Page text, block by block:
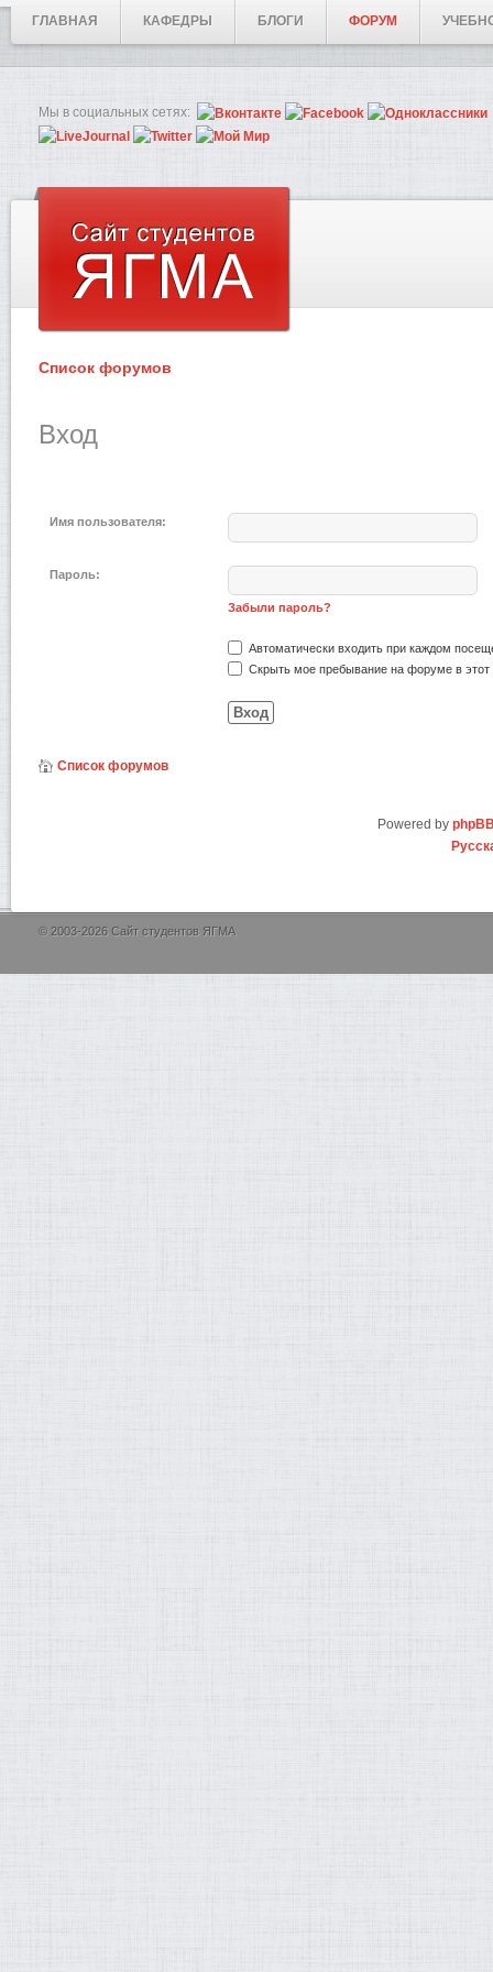
ГЛАВНАЯ КАФЕДРЫ БЛОГИ ФОРУМ
Мы в социальных сетях:
Список форумов
Вход
Имя пользователя:
Пароль:
Забыли пароль?
Автоматически входить при каждом
Скрыть мое пребывание на форуме в этот
Список форумов
Powered by
© 2003-2026 Сайт студентов ЯГМА